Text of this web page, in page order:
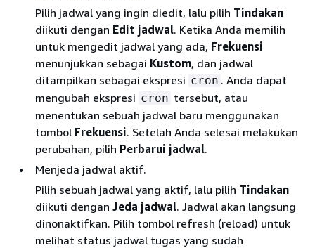
Pilih jadwal yang ingin diedit, lalu pilih Tindakan
diikuti dengan Edit jadwal. Ketika Anda memilih
untuk mengedit jadwal yang ada, Frekuensi
menunjukkan sebagai Kustom, dan jadwal
ditampilkan sebagai ekspresi cron . Anda dapat
mengubah ekspresi cron tersebut, atau
menentukan sebuah jadwal baru menggunakan
tombol Frekuensi. Setelah Anda selesai melakukan
perubahan, pilih Perbarui jadwal.
Menjeda jadwal aktif.
Pilih sebuah jadwal yang aktif, lalu pilih Tindakan
diikuti dengan Jeda jadwal. Jadwal akan langsung
dinonaktifkan. Pilih tombol refresh (reload) untuk
melihat status jadwal tugas yang sudah